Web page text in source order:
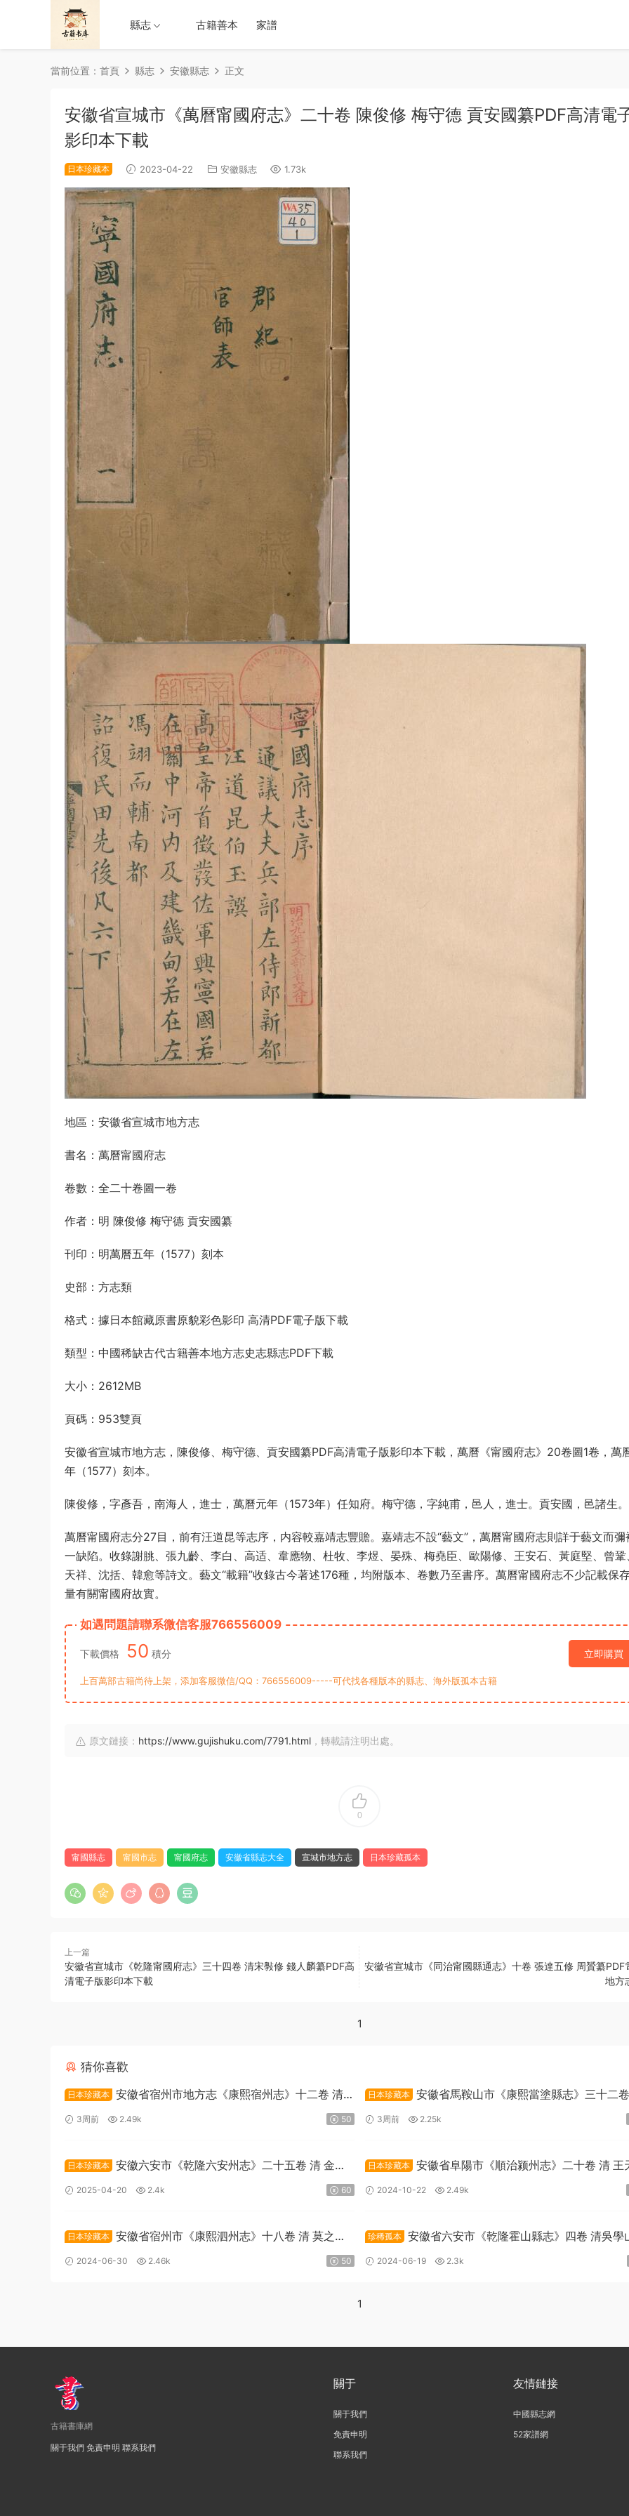
縣志 古籍善本 家譜
當前位置： 首頁 縣志 安徽縣志 正文
安徽省宣城市《萬曆甯國府志》二十卷 陳俊修 梅守德 貢安國纂PDF高清電
影印本下載
日本珍藏本 2023-04-22 安徽縣志 1.73k
地區：安徽省宣城市地方志
書名：萬曆甯國府志
卷數：全二十卷圖一卷
作者：明 陳俊修 梅守德 貢安國纂
刊印：明萬曆五年（1577）刻本
史部：方志類
格式：據日本館藏原書原貌彩色影印 高清PDF電子版下載
類型：中國稀缺古代古籍善本地方志史志縣志PDF下載
大小：2612MB
頁碼：953雙頁
安徽省宣城市地方志，陳俊修、梅守德、貢安國纂PDF高清電子版影印本下載，萬曆《甯國府志》20卷圖1卷，萬
年（1577）刻本。
陳俊修，字彥吾，南海人，進士，萬曆元年（1573年）任知府。梅守德，字純甫，邑人，進士。貢安國，邑諸生。
萬曆甯國府志分27目，前有汪道昆等志序，内容較嘉靖志豐贍。嘉靖志不設“藝文”，萬曆甯國府志則詳于藝文而彌
一缺陷。收錄謝朓、張九齡、李白、高适、韋應物、杜牧、李煜、晏殊、梅堯臣、歐陽修、王安石、黃庭堅、曾鞏
天祥、沈括、韓愈等詩文。藝文“載籍”收錄古今著述176種，均附版本、卷數乃至書序。萬曆甯國府志不少記載保
量有關甯國府故實。
如遇問題請聯系微信客服766556009
下載價格 50 積分 立即購買
上百萬部古籍尚待上架，添加客服微信/QQ：766556009-----可代找各種版本的縣志、海外版孤本古籍
原文鏈接： https://www.gujishuku.com/7791.html ，轉載請注明出處。
0
甯國縣志 甯國市志 甯國府志 安徽省縣志大全 宣城市地方志 日本珍藏孤本
上一篇
安徽省宣城市《乾隆甯國府志》三十四卷 清宋斅修 錢人麟纂PDF高
清電子版影印本下載
安徽省宣城市《同治甯國縣通志》十卷 張達五修 周贇纂PDF
地方
1
猜你喜歡
日本珍藏本 安徽省宿州市地方志《康熙宿州志》十二卷 清
董鴻圖修PDF高清電子版下載
3周前 2.49k 50
日本珍藏本
安徽省馬鞍山市《康熙當塗縣志》三十二
曹守謙修PDF高清電子版下載
3周前 2.25k
日本珍藏本 安徽六安市《乾隆六安州志》二十五卷 清 金弘
勳修纂PDF高清電子版下載
2025-04-20 2.4k 60
日本珍藏本
安徽省阜陽市《順治颍州志》二十卷 清 王
修纂PDF高清電子版下載
2024-10-22 2.49k
日本珍藏本 安徽省宿州市《康熙泗州志》十八卷 清 莫之翰
張怿纂修PDF高清電子版下載
2024-06-30 2.46k 50
珍稀孤本
安徽省六安市《乾隆霍山縣志》四卷 清吳學
胡元發纂PDF高清電子版下載
2024-06-19 2.3k
1
古籍書庫網
關于我們 免責申明 聯系我們
關于
關于我們
免責申明
聯系我們
友情鏈接
中國縣志網
52家譜網